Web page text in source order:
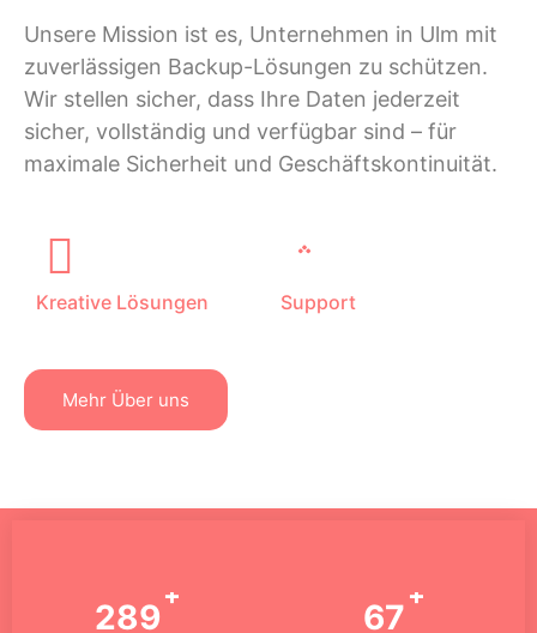
Unsere Mission ist es, Unternehmen in Ulm mit
zuverlässigen Backup-Lösungen zu schützen.
Wir stellen sicher, dass Ihre Daten jederzeit
sicher, vollständig und verfügbar sind – für
maximale Sicherheit und Geschäftskontinuität.
Kreative Lösungen Support
Mehr Über uns
573
+
96
+